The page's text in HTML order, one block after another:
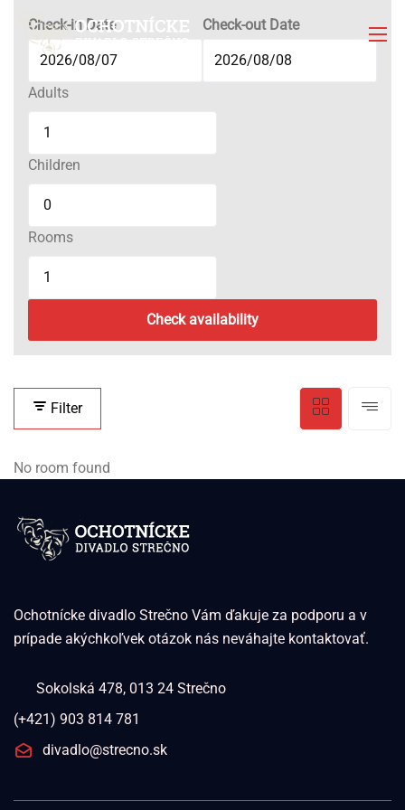
Check-in Date Check-out Date
Adults
Children
Rooms
Check availability
Filter
No room found
Ochotnícke divadlo Strečno Vám ďakuje za podporu a v
prípade akýchkoľvek otázok nás neváhajte kontaktovať.
Sokolská 478, 013 24 Strečno
(+421) 903 814 781
divadlo@strecno.sk